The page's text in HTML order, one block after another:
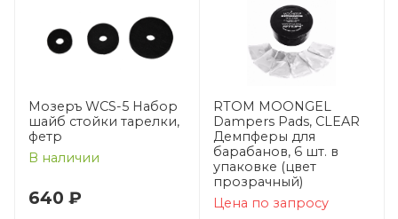
Мозеръ WCS-5 Набор
шайб стойки тарелки,
фетр
В наличии
640 ₽
RTOM MOONGEL
Dampers Pads, CLEAR
Демпферы для
барабанов, 6 шт. в
упаковке (цвет
прозрачный)
Цена по запросу